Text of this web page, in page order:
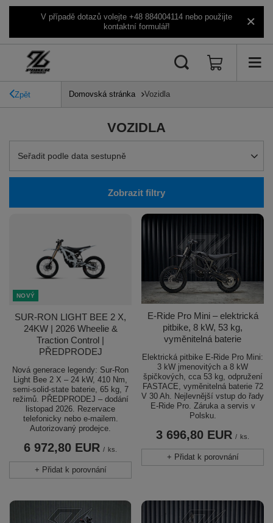
V případě dotazů volejte +48 884004114 nebo použijte
kontaktní formulář!
Zpět Domovská stránka Vozidla
VOZIDLA
Zmień sortowanie
Seřadit podle data sestupně
Zobrazit filtry
NOVÝ
SUR-RON LIGHT BEE 2 X,
24KW | 2026 Wheelie &
Traction Control |
PŘEDPRODEJ
Nová generace legendy: Sur-Ron
Light Bee 2 X – 24 kW, 410 Nm,
semi-solid-state baterie, 65 kg, 7
režimů. PŘEDPRODEJ – dodání
listopad 2026. Rezervace
telefonicky nebo e-mailem.
Autorizovaný prodejce.
6 972,80 EUR / ks.
+ Přidat k porovnání
E-Ride Pro Mini – elektrická
pitbike, 8 kW, 53 kg,
vyměnitelná baterie
Elektrická pitbike E-Ride Pro Mini:
3 kW jmenovitých a 8 kW
špičkových, cca 53 kg, odpružení
FASTACE, vyměnitelná baterie 72
V 30 Ah. Nejlevnější vstup do řady
E-Ride Pro. Záruka a servis v
Polsku.
3 696,80 EUR / ks.
+ Přidat k porovnání